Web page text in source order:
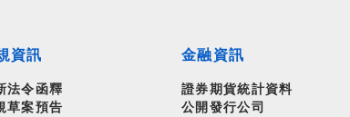
資訊
法令函釋
草案預告
金融資訊
證券期貨統計資料
公開發行公司